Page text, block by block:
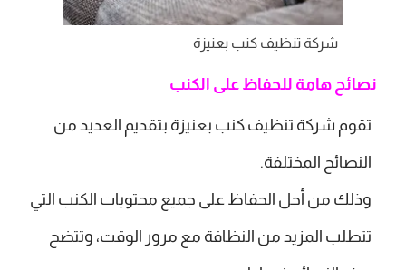
شركة تنظيف كنب بعنيزة
نصائح هامة للحفاظ على الكنب
تقوم شركة تنظيف كنب بعنيزة بتقديم العديد من
النصائح المختلفة.
وذلك من أجل الحفاظ على جميع محتويات الكنب التي
تتطلب المزيد من النظافة مع مرور الوقت، وتتضح